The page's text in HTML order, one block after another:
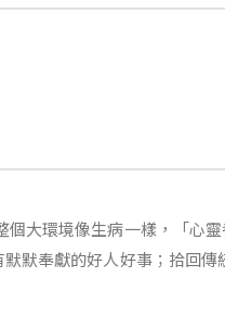
大環境像生病一樣，「心
默奉獻的好人好事；拾回